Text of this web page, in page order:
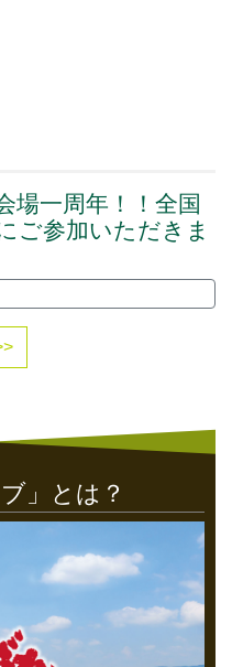
場一周年！！全国
ご参加いただきま
」とは？